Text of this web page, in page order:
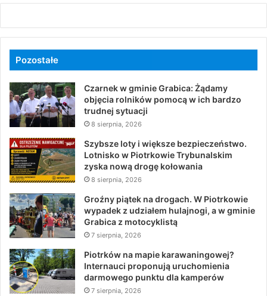
Pozostałe
Czarnek w gminie Grabica: Żądamy
objęcia rolników pomocą w ich bardzo
trudnej sytuacji
8 sierpnia, 2026
Szybsze loty i większe bezpieczeństwo.
Lotnisko w Piotrkowie Trybunalskim
zyska nową drogę kołowania
8 sierpnia, 2026
Groźny piątek na drogach. W Piotrkowie
wypadek z udziałem hulajnogi, a w gminie
Grabica z motocyklistą
7 sierpnia, 2026
Piotrków na mapie karawaningowej?
Internauci proponują uruchomienia
darmowego punktu dla kamperów
7 sierpnia, 2026